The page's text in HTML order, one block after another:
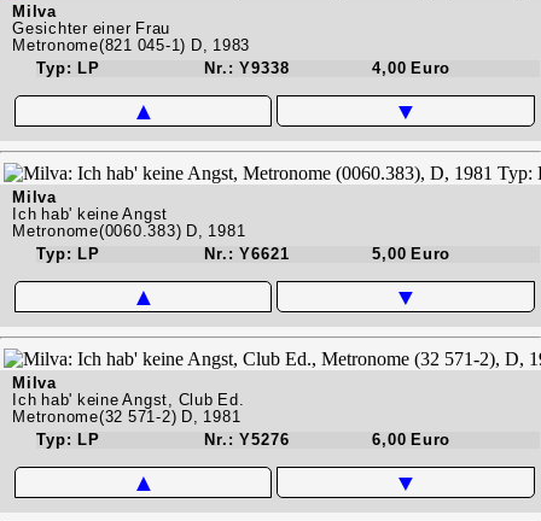
Milva
Gesichter einer Frau
Metronome(821 045-1) D, 1983
Typ: LP
Nr.: Y9338 4,00 Euro
▲ ▼
Milva
Ich hab' keine Angst
Metronome(0060.383) D, 1981
Typ: LP
Nr.: Y6621 5,00 Euro
▲ ▼
Milva
Ich hab' keine Angst, Club Ed.
Metronome(32 571-2) D, 1981
Typ: LP
Nr.: Y5276 6,00 Euro
▲ ▼